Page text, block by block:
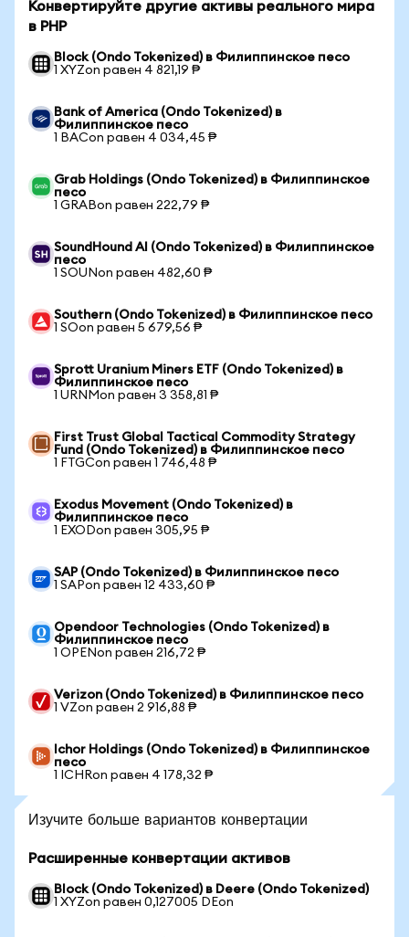
Конвертируйте другие активы реального мира
в PHP
Block (Ondo Tokenized) в Филиппинское песо
1 XYZon равен 4 821,19 ₱
Bank of America (Ondo Tokenized) в
Филиппинское песо
1 BACon равен 4 034,45 ₱
Grab Holdings (Ondo Tokenized) в Филиппинское
песо
1 GRABon равен 222,79 ₱
SoundHound AI (Ondo Tokenized) в Филиппинское
песо
1 SOUNon равен 482,60 ₱
Southern (Ondo Tokenized) в Филиппинское песо
1 SOon равен 5 679,56 ₱
Sprott Uranium Miners ETF (Ondo Tokenized) в
Филиппинское песо
1 URNMon равен 3 358,81 ₱
First Trust Global Tactical Commodity Strategy
Fund (Ondo Tokenized) в Филиппинское песо
1 FTGCon равен 1 746,48 ₱
Exodus Movement (Ondo Tokenized) в
Филиппинское песо
1 EXODon равен 305,95 ₱
SAP (Ondo Tokenized) в Филиппинское песо
1 SAPon равен 12 433,60 ₱
Opendoor Technologies (Ondo Tokenized) в
Филиппинское песо
1 OPENon равен 216,72 ₱
Verizon (Ondo Tokenized) в Филиппинское песо
1 VZon равен 2 916,88 ₱
Ichor Holdings (Ondo Tokenized) в Филиппинское
песо
1 ICHRon равен 4 178,32 ₱
Изучите больше вариантов конвертации
Расширенные конвертации активов
Block (Ondo Tokenized) в Deere (Ondo Tokenized)
1 XYZon равен 0,127005 DEon